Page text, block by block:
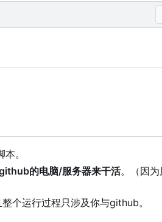
。
的电脑/服务器来干活。（因为
个运行过程只涉及你与github。